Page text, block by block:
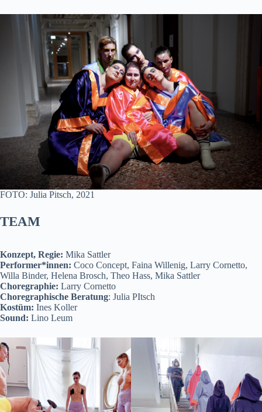
FOTO: Julia Pitsch, 2021
TEAM
Konzept, Regie: Mika Sattler
Performer*innen: Coco Concept, Faina Willenig, Larry Cornetto,
Willa Binder, Helena Brosch, Theo Hass, Mika Sattler
Choregraphie: Larry Cornetto
Choregraphische Beratung: Julia PItsch
Kostüm: Ines Koller
Sound: Lino Leum